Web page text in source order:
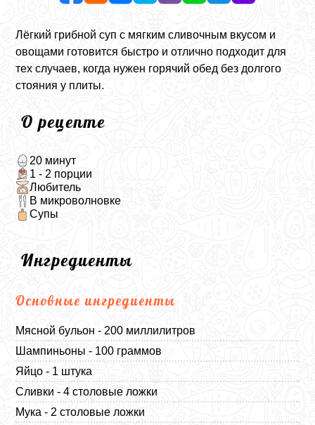
Лёгкий грибной суп с мягким сливочным вкусом и
овощами готовится быстро и отлично подходит для
тех случаев, когда нужен горячий обед без долгого
стояния у плиты.
О рецепте
20 минут
1 - 2 порции
Любитель
В микроволновке
Супы
Ингредиенты
Основные ингредиенты
Мясной бульон - 200 миллилитров
Шампиньоны - 100 граммов
Яйцо - 1 штука
Сливки - 4 столовые ложки
Мука - 2 столовые ложки